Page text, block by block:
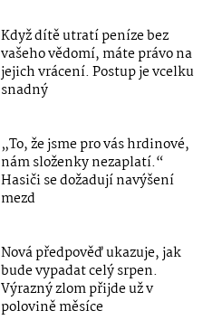
Když dítě utratí peníze bez
vašeho vědomí, máte právo na
jejich vrácení. Postup je vcelku
snadný
„To, že jsme pro vás hrdinové,
nám složenky nezaplatí.“
Hasiči se dožadují navýšení
mezd
Nová předpověď ukazuje, jak
bude vypadat celý srpen.
Výrazný zlom přijde už v
polovině měsíce